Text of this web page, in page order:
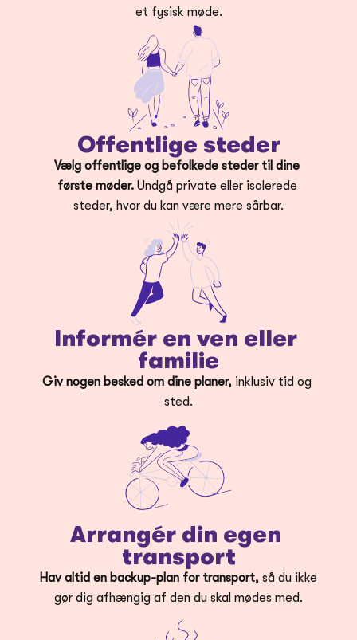
et fysisk møde.
Offentlige steder
Vælg offentlige og befolkede steder til dine
første møder. Undgå private eller isolerede
steder, hvor du kan være mere sårbar.
Informér en ven eller
familie
Giv nogen besked om dine planer, inklusiv tid og
sted.
Arrangér din egen
transport
Hav altid en backup-plan for transport, så du ikke
gør dig afhængig af den du skal mødes med.